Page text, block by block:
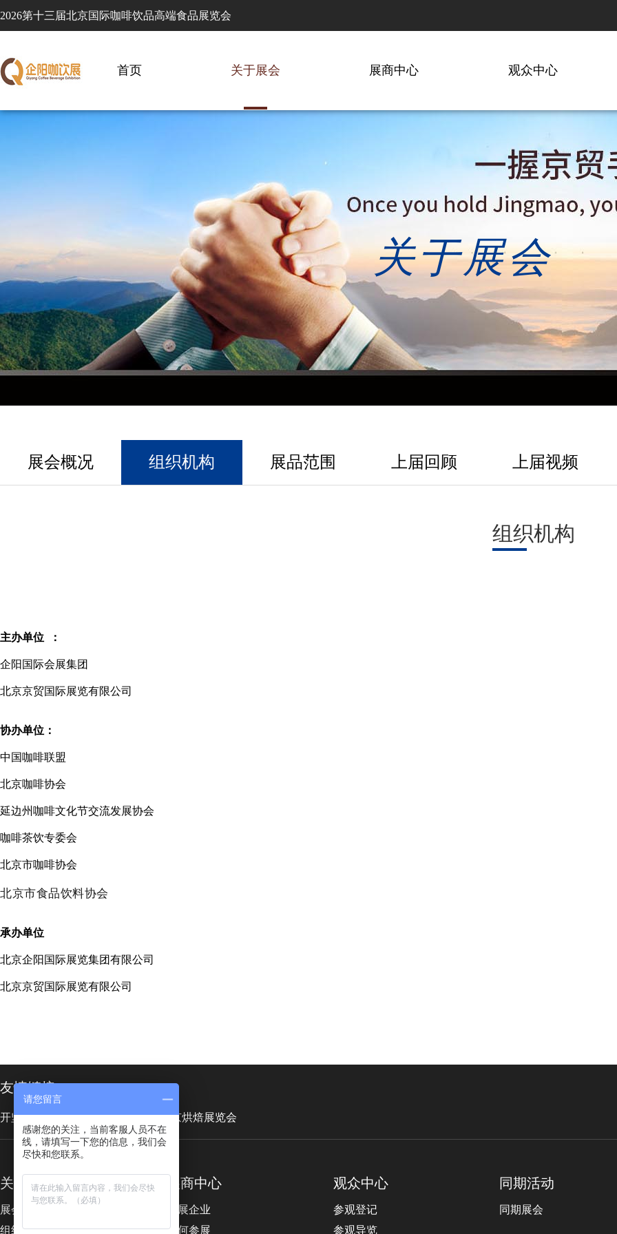
2026第十三届北京国际咖啡饮品高端食品展览会
首页 关于展会 展商中心 观众中心
关于展会
展会概况 组织机构 展品范围 上届回顾 上届视频
组织机构
主办单位 ：
企阳国际会展集团
北京京贸国际展览有限公司
协办单位：
中国咖啡联盟
北京咖啡协会
延边州咖啡文化节交流发展协会
咖啡茶饮专委会
北京市咖啡协会
北京市食品饮料协会
承办单位
北京企阳国际展览集团有限公司
北京京贸国际展览有限公司
友情链接
开坚信息 会展网 环博会 北京烘焙展览会
关于展会
展会概况
组织机构
展商中心
参展企业
为何参展
观众中心
参观登记
参观导览
同期活动
同期展会
请您留言
感谢您的关注，当前客服人员不在
线，请填写一下您的信息，我们会
尽快和您联系。